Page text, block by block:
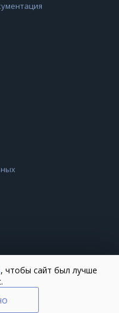
, чтобы сайт был лучше